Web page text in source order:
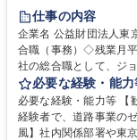
研修あり
退職金あり
駅近5分以内
資格取
仕事の内容
企業名 公益財団法人東京都道路整備
合職（事務）◇残業月平均9
社の総合職として、ジ
等のフロント部門の部
制度やキャリア支援が充実
管理部門：広報、人事
門：駐車場の新規開拓
必要な経験・能力
必要な経験・能力等 【
経験者で、道路事業の
風】社内関係部署や東